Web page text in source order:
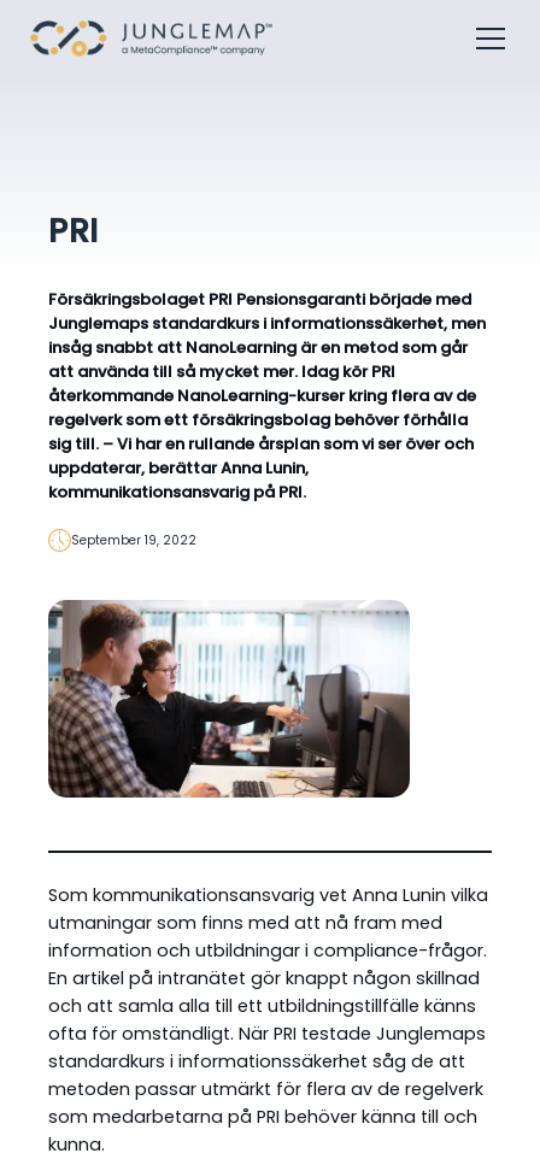
PRI
Försäkringsbolaget PRI Pensionsgaranti började med
Junglemaps standardkurs i informationssäkerhet, men
insåg snabbt att NanoLearning är en metod som går
att använda till så mycket mer. Idag kör PRI
återkommande NanoLearning-kurser kring flera av de
regelverk som ett försäkringsbolag behöver förhålla
sig till. – Vi har en rullande årsplan som vi ser över och
uppdaterar, berättar Anna Lunin,
kommunikationsansvarig på PRI.
September 19, 2022
Som kommunikationsansvarig vet Anna Lunin vilka
utmaningar som finns med att nå fram med
information och utbildningar i compliance-frågor.
En artikel på intranätet gör knappt någon skillnad
och att samla alla till ett utbildningstillfälle känns
ofta för omständligt. När PRI testade Junglemaps
standardkurs i informationssäkerhet såg de att
metoden passar utmärkt för flera av de regelverk
som medarbetarna på PRI behöver känna till och
kunna.